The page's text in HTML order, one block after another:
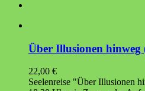
Über Illusionen hinweg
22,00 €
Seelenreise "Über Illusionen